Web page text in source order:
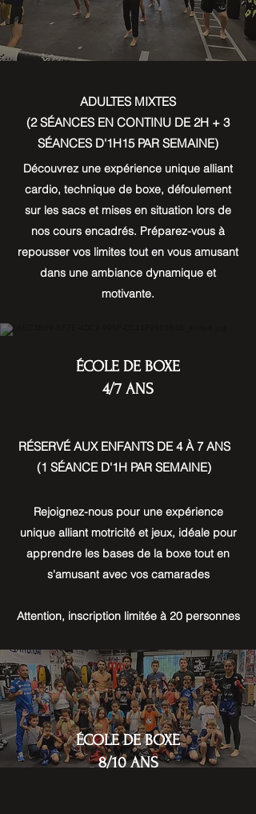
ADULTES MIXTES
(2 SÉANCES EN CONTINU DE 2H + 3
SÉANCES D'1H15 PAR SEMAINE)
Découvrez une expérience unique alliant
cardio, technique de boxe, défoulement
sur les sacs et mises en situation lors de
nos cours encadrés. Préparez-vous à
repousser vos limites tout en vous amusant
dans une ambiance dynamique et
motivante.
ÉCOLE DE BOXE
4/7 ANS
RÉSERVÉ AUX ENFANTS DE 4 À 7 ANS
(1 SÉANCE D'1H PAR SEMAINE)
Rejoignez-nous pour une expérience
unique alliant motricité et jeux, idéale pour
apprendre les bases de la boxe tout en
s'amusant avec vos camarades
Attention, inscription limitée à 20 personnes
ÉCOLE DE BOXE
8/10 ANS